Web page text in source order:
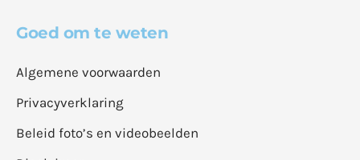
Goed om te weten
Algemene voorwaarden
Privacyverklaring
Beleid foto’s en videobeelden